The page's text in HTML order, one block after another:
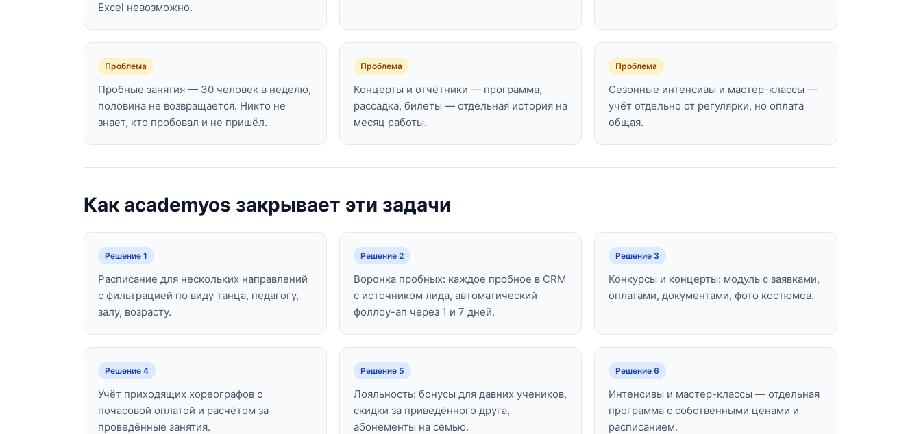
Excel невозможно.
Проблема
Пробные занятия — 30 человек в неделю,
половина не возвращается. Никто не
знает, кто пробовал и не пришёл.
Проблема
Концерты и отчётники — программа,
рассадка, билеты — отдельная история на
месяц работы.
Проблема
Сезонные интенсивы и мастер-классы —
учёт отдельно от регулярки, но оплата
общая.
Как academyos закрывает эти задачи
Решение 1
Расписание для нескольких направлений
с фильтрацией по виду танца, педагогу,
залу, возрасту.
Решение 2
Воронка пробных: каждое пробное в CRM
с источником лида, автоматический
фоллоу-ап через 1 и 7 дней.
Решение 3
Конкурсы и концерты: модуль с заявками,
оплатами, документами, фото костюмов.
Решение 4
Учёт приходящих хореографов с
почасовой оплатой и расчётом за
проведённые занятия.
Решение 5
Лояльность: бонусы для давних учеников,
скидки за приведённого друга,
абонементы на семью.
Решение 6
Интенсивы и мастер-классы — отдельная
программа с собственными ценами и
расписанием.